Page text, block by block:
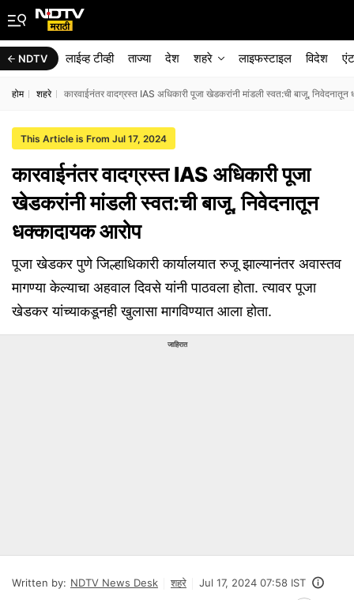
NDTV लाईव्ह टीव्ही ताज्या देश शहरे लाइफस्टाइल विदेश
होम शहरे कारवाईनंतर वादग्रस्त IAS अधिकारी पूजा खेडकरांनी मांडली स्वत:ची बाजू,
This Article is From Jul 17, 2024
कारवाईनंतर वादग्रस्त IAS अधिकारी पूजा
खेडकरांनी मांडली स्वत:ची बाजू, निवेदनातून
धक्कादायक आरोप
पूजा खेडकर पुणे जिल्हाधिकारी कार्यालयात रुजू झाल्यानंतर अवास्तव
मागण्या केल्याचा अहवाल दिवसे यांनी पाठवला होता. त्यावर पूजा
खेडकर यांच्याकडूनही खुलासा मागविण्यात आला होता.
जाहिरात
Written by: NDTV News Desk शहरे Jul 17, 2024 07:58 IST